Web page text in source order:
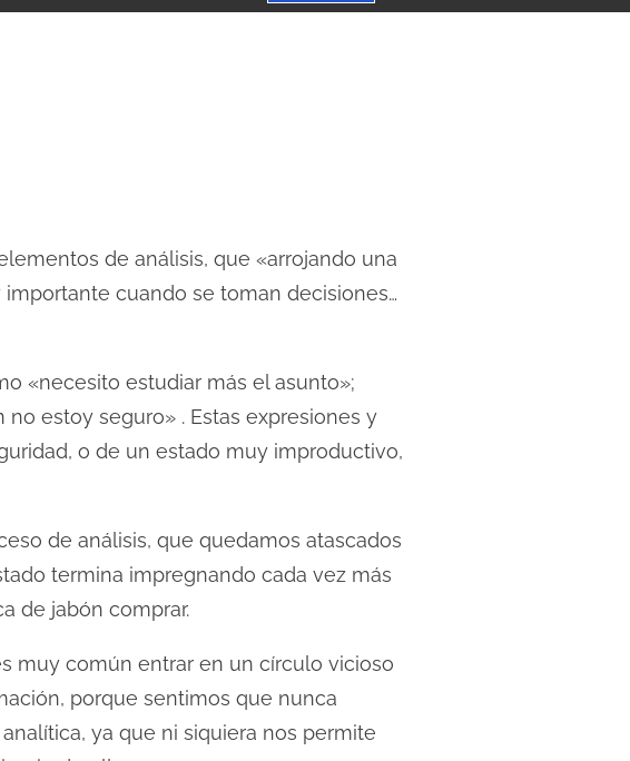
de análisis, que «arrojando una
cuando se toman decisiones…
«necesito estudiar más el asunto»;
estoy seguro» . Estas expresiones y
o de un estado muy improductivo,
de análisis, que quedamos atascados
termina impregnando cada vez más
de jabón comprar.
muy común entrar en un círculo vicioso
porque sentimos que nunca
ya que ni siquiera nos permite